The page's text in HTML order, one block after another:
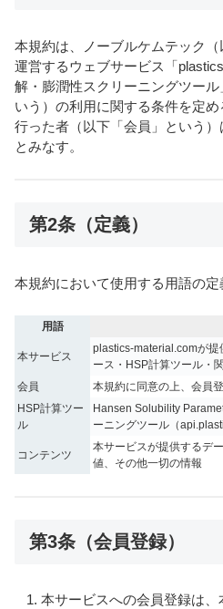
本規約は、ノーブルケムテック
運営するウェブサービス「
解・膨潤性スクリーニングツー
いう）の利用に関する条件を定
行った者（以下「会員」という
とみなす。
第2条（定義）
本規約において使用する用語の定
用語
本サービス
plastics-material.comが提
ース・HSP計算ツール・
会員
本規約に同意の上、会員
HSP計算ツー
ル
Hansen Solubility
ーニングツール（
コンテンツ
本サービスが提供するデ
値、その他一切の情報
第3条（会員登録）
本サービスへの会員登録は